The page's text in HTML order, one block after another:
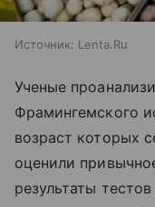
Источник: Lenta.Ru
Ученые
Фрамингемского
возраст которых
оценили
результаты